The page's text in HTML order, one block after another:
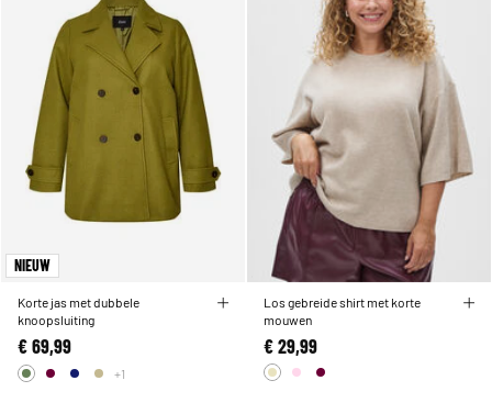
NIEUW
Korte jas met dubbele
knoopsluiting
€ 69,99
+1
Los gebreide shirt met korte
mouwen
€ 29,99